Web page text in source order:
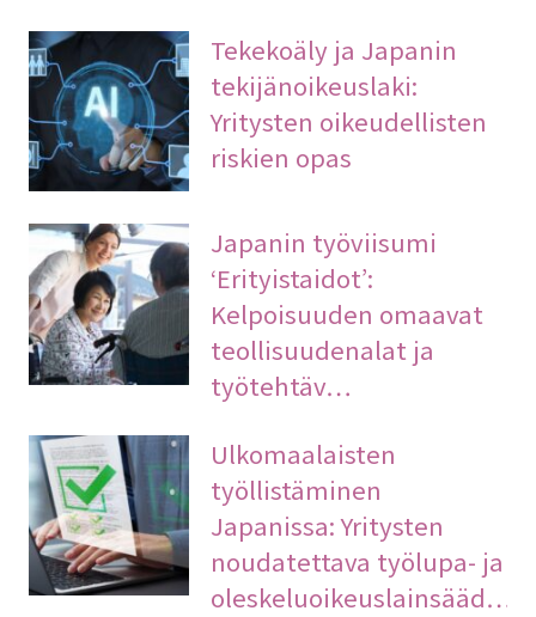
Tekekoäly ja Japanin
tekijänoikeuslaki:
Yritysten oikeudellisten
riskien opas
Japanin työviisumi
‘Erityistaidot’:
Kelpoisuuden omaavat
teollisuudenalat ja
työtehtäv…
Ulkomaalaisten
työllistäminen
Japanissa: Yritysten
noudatettava työlupa- ja
oleskeluoikeuslainsääd…